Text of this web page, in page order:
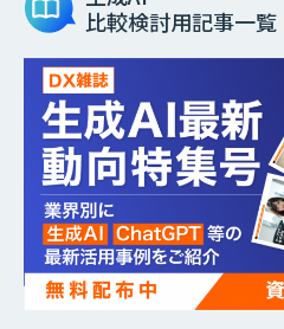
比較検討用記事一覧